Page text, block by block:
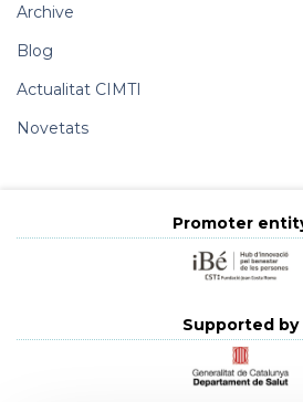
Archive
Blog
Actualitat CIMTI
Novetats
Promoter
Supported by